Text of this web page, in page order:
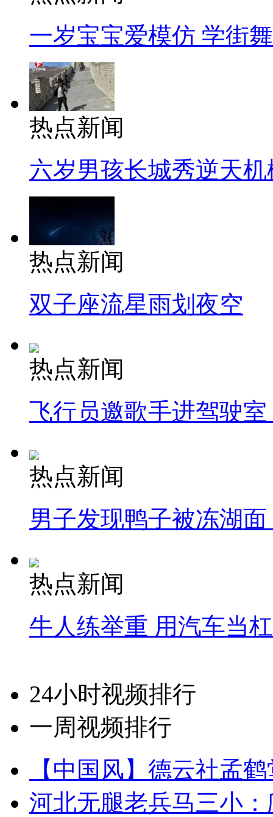
一岁宝宝爱模仿 学街
热点新闻
六岁男孩长城秀逆天机
热点新闻
双子座流星雨划夜空
热点新闻
飞行员邀歌手进驾驶
热点新闻
男子发现鸭子被冻湖
热点新闻
牛人练举重 用汽车当
24小时视频排行
一周视频排行
【中国风】德云社孟
河北无腿老兵马三小